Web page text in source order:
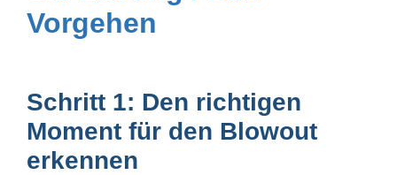
Vorgehen
Schritt 1: Den richtigen
Moment für den Blowout
erkennen